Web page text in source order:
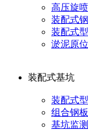
高压旋
装配式
装配式
淤泥原
装配式基坑
装配式
组合钢
基坑监